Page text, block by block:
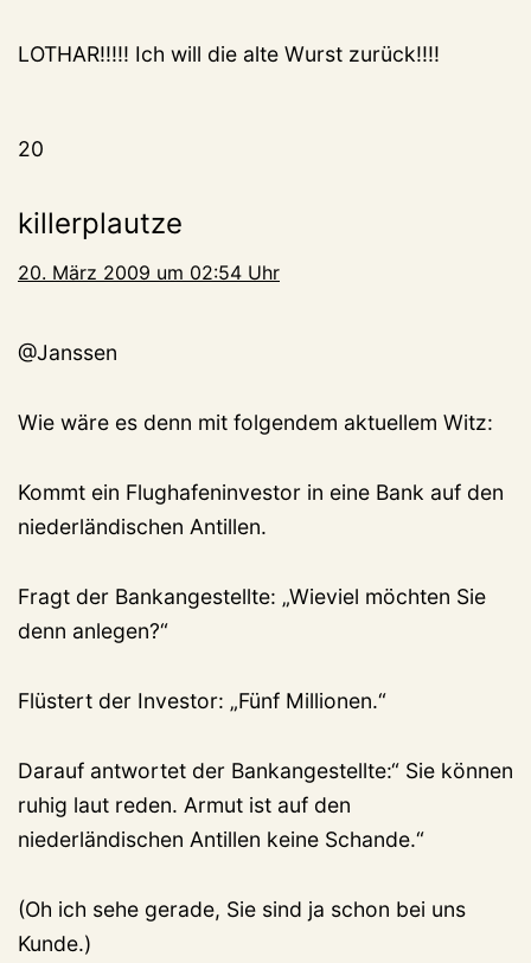
LOTHAR!!!!! Ich will die alte Wurst zurück!!!!
20
killerplautze
20. März 2009 um 02:54 Uhr
@Janssen
Wie wäre es denn mit folgendem aktuellem Witz:
Kommt ein Flughafeninvestor in eine Bank auf den
niederländischen Antillen.
Fragt der Bankangestellte: „Wieviel möchten Sie
denn anlegen?“
Flüstert der Investor: „Fünf Millionen.“
Darauf antwortet der Bankangestellte:“ Sie können
ruhig laut reden. Armut ist auf den
niederländischen Antillen keine Schande.“
(Oh ich sehe gerade, Sie sind ja schon bei uns
Kunde.)